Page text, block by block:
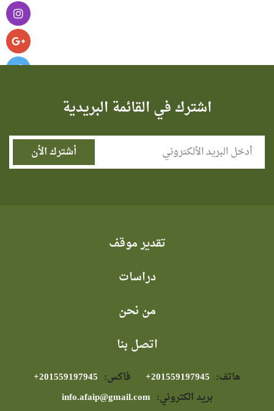
اشترك في القائمة البريدية
تقدير موقف
دراسات
من نحن
اتصل بنا
هاتف: فاكس:
بريد الكتروني: info.afaip@gmail.com